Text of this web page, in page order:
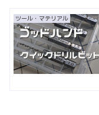
ツール・マテリアル